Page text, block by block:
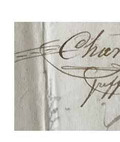
(1646-
1725) »